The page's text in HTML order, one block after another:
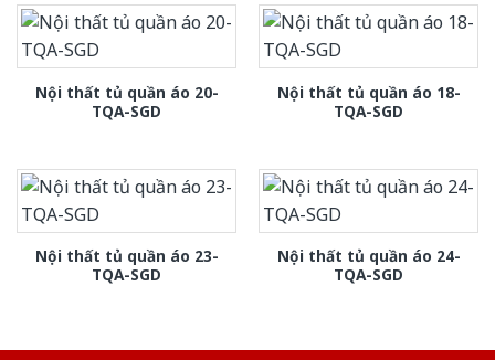
Nội thất tủ quần áo 20-
TQA-SGD
Nội thất tủ quần áo 18-
TQA-SGD
Nội thất tủ quần áo 23-
TQA-SGD
Nội thất tủ quần áo 24-
TQA-SGD